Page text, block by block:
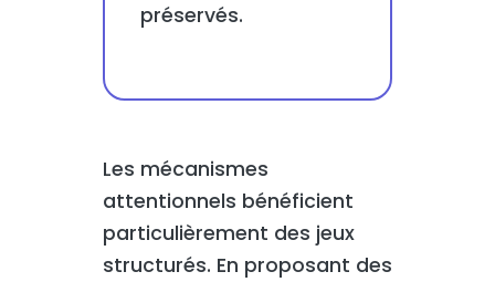
préservés.
Les mécanismes
attentionnels bénéficient
particulièrement des jeux
structurés. En proposant des